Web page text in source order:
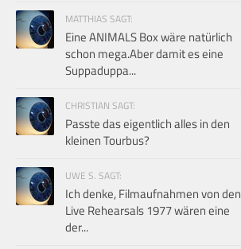
MATTHIAS SAGT:
Eine ANIMALS Box wäre natürlich
schon mega.Aber damit es eine
Suppaduppa...
CHRISTIAN SAGT:
Passte das eigentlich alles in den
kleinen Tourbus?
UWE S. SAGT:
Ich denke, Filmaufnahmen von den
Live Rehearsals 1977 wären eine
der...